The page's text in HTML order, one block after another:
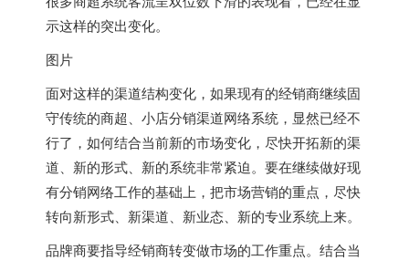
示这样的突出变化。
图片
面对这样的渠道结构变化，如果现有的经销商继续固
守传统的商超、小店分销渠道网络系统，显然已经不
行了，如何结合当前新的市场变化，尽快开拓新的渠
道、新的形式、新的系统非常紧迫。要在继续做好现
有分销网络工作的基础上，把市场营销的重点，尽快
转向新形式、新渠道、新业态、新的专业系统上来。
品牌商要指导经销商转变做市场的工作重点。结合当